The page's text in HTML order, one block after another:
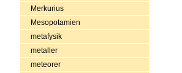
Merkurius
Mesopotamien
metafysik
metaller
meteorer